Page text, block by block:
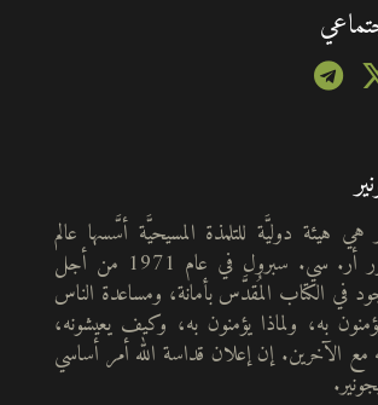
هيئة دوليَّة للتلمذة المسيحيَّة أسَّسها عالم
اللاهوت الدكتور أر. سي. سبرول في عام 1971 من أجل
في الكتاب المُقدَّس بأمانة، ومساعدة الناس
به، ولماذا يؤمنون به، وكيف يعيشونه،
الآخرين. إن إعلان قداسة الله أمر أساسي